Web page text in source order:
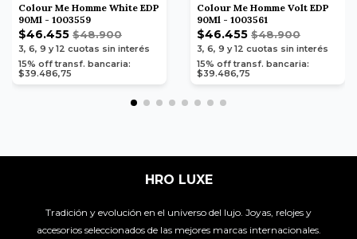
Colour Me Homme White EDP
90Ml - 1003559
$46.455 $48.900
3, 6, 9 y 12 cuotas sin interés
15% off transf. bancaria:
$39.486,75
Colour Me Homme Volt EDP
90Ml - 1003561
$46.455 $48.900
3, 6, 9 y 12 cuotas sin interés
15% off transf. bancaria:
$39.486,75
HRO LUXE
Tradición y evolución en el universo del lujo. Joyas, relojes y
accesorios seleccionados de las mejores marcas internacionales.